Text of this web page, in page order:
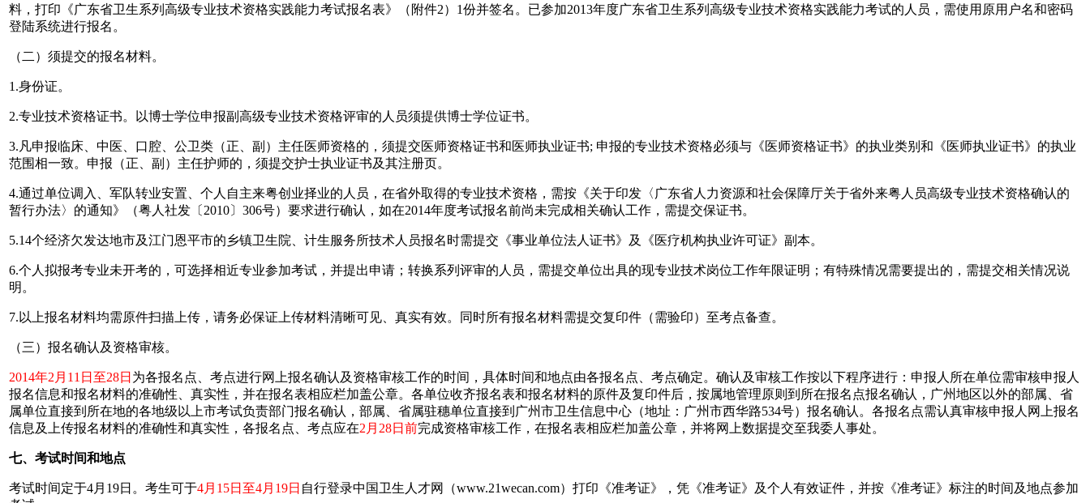
料，打印《广东省卫生系列高级专业技术资格实践能力考试报名表》（附件2）1份并签名。已参加2013年度广东省卫生系列高级专业技术资格实践能力考试的人员，需使用原用户名和密码
登陆系统进行报名。
（二）须提交的报名材料。
1.身份证。
2.专业技术资格证书。以博士学位申报副高级专业技术资格评审的人员须提供博士学位证书。
3.凡申报临床、中医、口腔、公卫类（正、副）主任医师资格的，须提交医师资格证书和医师执业证书; 申报的专业技术资格必须与《医师资格证书》的执业类别和《医师执业证书》的执业
范围相一致。申报（正、副）主任护师的，须提交护士执业证书及其注册页。
4.通过单位调入、军队转业安置、个人自主来粤创业择业的人员，在省外取得的专业技术资格，需按《关于印发〈广东省人力资源和社会保障厅关于省外来粤人员高级专业技术资格确认的
暂行办法〉的通知》（粤人社发〔2010〕306号）要求进行确认，如在2014年度考试报名前尚未完成相关确认工作，需提交保证书。
5.14个经济欠发达地市及江门恩平市的乡镇卫生院、计生服务所技术人员报名时需提交《事业单位法人证书》及《医疗机构执业许可证》副本。
6.个人拟报考专业未开考的，可选择相近专业参加考试，并提出申请；转换系列评审的人员，需提交单位出具的现专业技术岗位工作年限证明；有特殊情况需要提出的，需提交相关情况说
明。
7.以上报名材料均需原件扫描上传，请务必保证上传材料清晰可见、真实有效。同时所有报名材料需提交复印件（需验印）至考点备查。
（三）报名确认及资格审核。
2014年2月11日至28日 为各报名点、考点进行网上报名确认及资格审核工作的时间，具体时间和地点由各报名点、考点确定。确认及审核工作按以下程序进行：申报人所在单位需审核申报人
报名信息和报名材料的准确性、真实性，并在报名表相应栏加盖公章。各单位收齐报名表和报名材料的原件及复印件后，按属地管理原则到所在报名点报名确认，广州地区以外的部属、省
属单位直接到所在地的各地级以上市考试负责部门报名确认，部属、省属驻穗单位直接到广州市卫生信息中心（地址：广州市西华路534号）报名确认。各报名点需认真审核申报人网上报名
信息及上传报名材料的准确性和真实性，各报名点、考点应在2月28日前完成资格审核工作，在报名表相应栏加盖公章，并将网上数据提交至我委人事处。
七、考试时间和地点
考试时间定于4月19日。考生可于4月15日至4月19日 自行登录中国卫生人才网（www.21wecan.com）打印《准考证》，凭《准考证》及个人有效证件，并按《准考证》标注的时间及地点参加